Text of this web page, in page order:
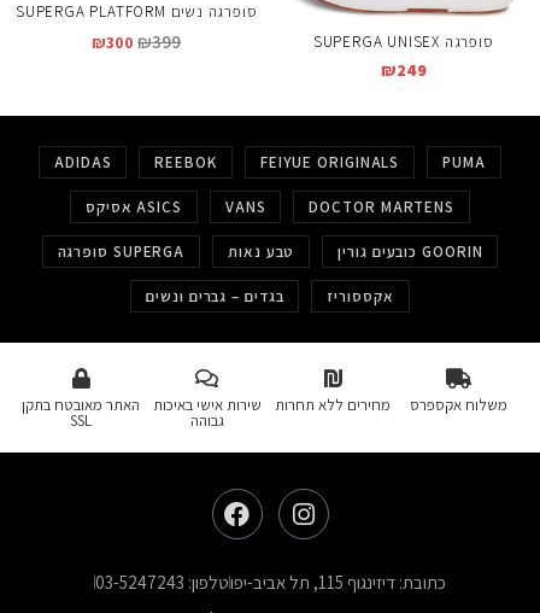
סופרגה SUPERGA UNISEX
₪249
סופרגה נשים SUPERGA PLATFORM
₪399
₪300
ADIDAS REEBOK FEIYUE ORIGINALS PUMA
אסיקס ASICS VANS DOCTOR MARTENS
סופרגה SUPERGA טבע נאות כובעים גורין GOORIN
בגדים – גברים ונשים אקססוריז
משלוח אקספרס מחירים ללא תחרות שירות אישי באיכות
גבוהה
האתר מאובטח בתקן
SSL
כתובת: דיזינגוף 115, תל אביב-יפו
טלפון: 03-5247243